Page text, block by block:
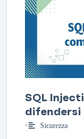
SQL
difendersi
• Sicurezza